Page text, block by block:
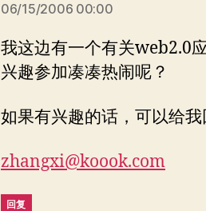
06/15/2006 00:00
我这边有一个有关web2.0
兴趣参加凑凑热闹呢？
如果有兴趣的话，可以给我
zhangxi@koook.com
回复